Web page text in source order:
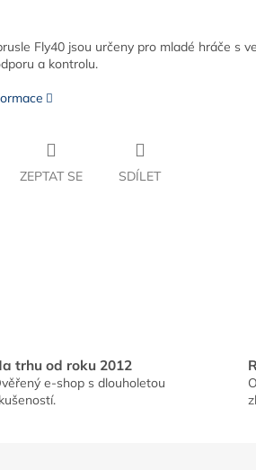
Fly40 jsou určeny pro mladé hráče s
a kontrolu.
ZEPTAT SE SDÍLET
trhu od roku 2012
e-shop s dlouholetou